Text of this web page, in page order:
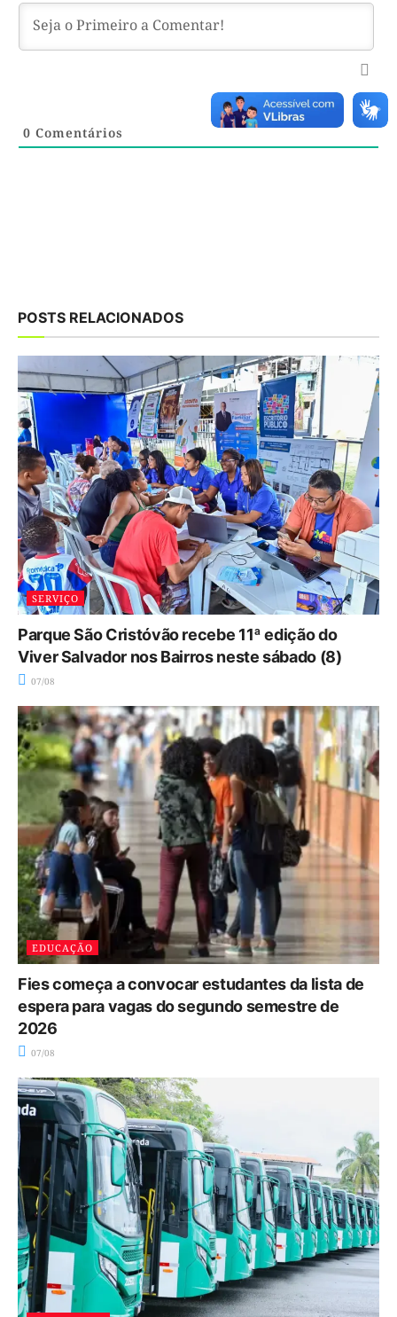
0 Comentários
POSTS RELACIONADOS
SERVIÇO
Parque São Cristóvão recebe 11ª edição do
Viver Salvador nos Bairros neste sábado (8)
07/08
EDUCAÇÃO
Fies começa a convocar estudantes da lista de
espera para vagas do segundo semestre de
2026
07/08